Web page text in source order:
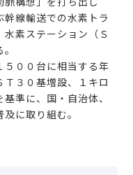
線輸送での水素トラ
素ステーション（Ｓ
００台に相当する年
３０基増設、１キロ
準に、国・自治体、
に取り組む。